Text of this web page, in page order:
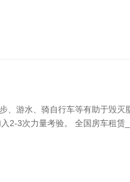
、游水、骑自行车等有助于毁灭
2-3次力量考验。 全国房车租赁